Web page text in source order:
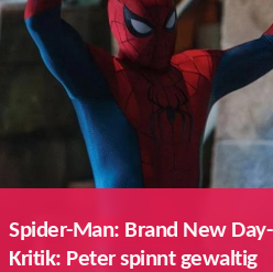
Spider-Man: Brand New Day-
Kritik: Peter spinnt gewaltig